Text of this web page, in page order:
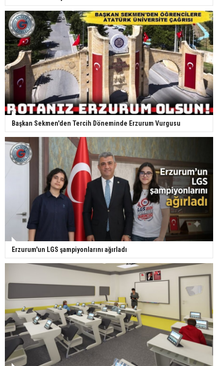
Başkan Sekmen'den Tercih Döneminde Erzurum Vurgusu
Erzurum'un LGS şampiyonlarını ağırladı